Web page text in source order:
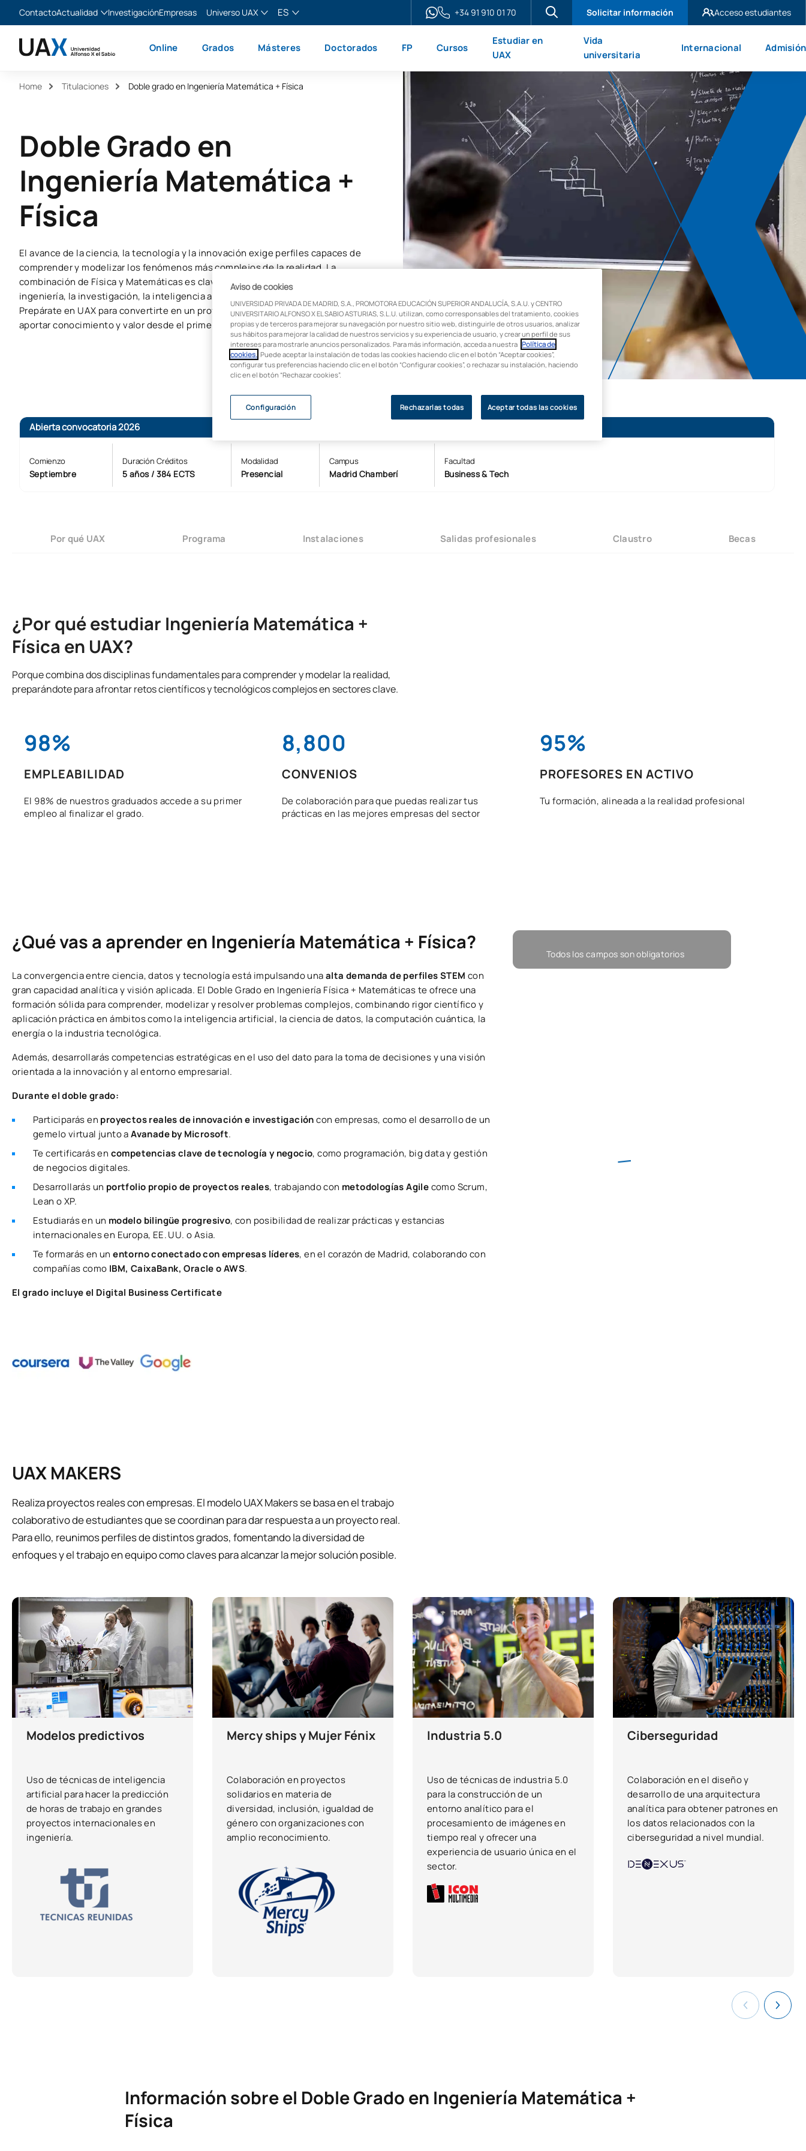
ContactoActualidad
Noticias
InvestigaciónEmpresas
Universo UAX
XTART
ES
English
Italiano
+34 91 910 01 70 Solicitar información
Acceso estudiantes
UAX Mare Nostrum
Online Grados Másteres Doctorados FP Cursos
Estudiar en
UAX
Vida
universitaria
Internacional Admisión
Home Titulaciones Doble grado en Ingeniería Matemática + Física
Doble Grado en
Ingeniería Matemática +
Física
El avance de la ciencia, la tecnología y la innovación exige perfiles capaces de
comprender y modelizar los fenómenos más complejos de la realidad. La
combinación de Física y Matemáticas es clave en sectores como la energía, la
ingeniería, la investigación, la inteligencia artificial o la industria aeroespacial.
Prepárate en UAX para convertirte en un profesional altamente cualificado y
aportar conocimiento y valor desde el primer día.
Abierta convocatoria 2026
Comienzo
Septiembre
Duración Créditos
5 años / 384 ECTS
Modalidad
Presencial
Campus
Madrid Chamberí
Facultad
Business & Tech
Por qué UAX Programa Instalaciones Salidas profesionales Claustro Becas
¿Por qué estudiar Ingeniería Matemática +
Física en UAX?
Porque combina dos disciplinas fundamentales para comprender y modelar la realidad,
preparándote para afrontar retos científicos y tecnológicos complejos en sectores clave.
98%
EMPLEABILIDAD
El 98% de nuestros graduados accede a su primer
empleo al finalizar el grado.
8,800
CONVENIOS
De colaboración para que puedas realizar tus
prácticas en las mejores empresas del sector
95%
PROFESORES EN ACTIVO
Tu formación, alineada a la realidad profesional
¿Qué vas a aprender en Ingeniería Matemática + Física?
La convergencia entre ciencia, datos y tecnología está impulsando unaalta demanda de perfiles STEM con
gran capacidad analítica y visión aplicada. El Doble Grado en Ingeniería Física + Matemáticas te ofrece una
formación sólida para comprender, modelizar y resolver problemas complejos, combinando rigor científico y
aplicación práctica en ámbitos como la inteligencia artificial, la ciencia de datos, la computación cuántica, la
energía o la industria tecnológica.
Además, desarrollarás competencias estratégicas en el uso del dato para la toma de decisiones y una visión
orientada a la innovación y al entorno empresarial.
Durante el doble grado:
Participarás en proyectos reales de innovación e investigacióncon empresas, como el desarrollo de un
gemelo virtual junto aAvanade by Microsoft.
Te certificarás en competencias clave de tecnología y negocio, como programación, big data y gestión
de negocios digitales.
Desarrollarás un portfolio propio de proyectos reales, trabajando con metodologías Agilecomo Scrum,
Lean o XP.
Estudiarás en un modelo bilingüe progresivo, con posibilidad de realizar prácticas y estancias
internacionales en Europa, EE. UU. o Asia.
Te formarás en unentorno conectado con empresas líderes, en el corazón de Madrid, colaborando con
compañías como IBM, CaixaBank, Oracle o AWS.
El grado incluye el Digital Business Certificate
Todos los campos son obligatorios
UAX MAKERS
Realiza proyectos reales con empresas. El modelo UAX Makers se basa en el trabajo
colaborativo de estudiantes que se coordinan para dar respuesta a un proyecto real.
Para ello, reunimos perfiles de distintos grados, fomentando la diversidad de
enfoques y el trabajo en equipo como claves para alcanzar la mejor solución posible.
Modelos predictivos
Uso de técnicas de inteligencia
artificial para hacer la predicción
de horas de trabajo en grandes
proyectos internacionales en
ingeniería.
Mercy ships y Mujer Fénix
Colaboración en proyectos
solidarios en materia de
diversidad, inclusión, igualdad de
género con organizaciones con
amplio reconocimiento.
Industria 5.0
Uso de técnicas de industria 5.0
para la construcción de un
entorno analítico para el
procesamiento de imágenes en
tiempo real y ofrecer una
experiencia de usuario única en el
sector.
Ciberseguridad
Colaboración en el diseño y
desarrollo de una arquitectura
analítica para obtener patrones en
los datos relacionados con la
ciberseguridad a nivel mundial.
Información sobre el Doble Grado en Ingeniería Matemática +
Física
Aviso de cookies
UNIVERSIDAD PRIVADA DE MADRID, S.A., PROMOTORA EDUCACIÓN SUPERIOR ANDALUCÍA, S.A.U. y CENTRO
UNIVERSITARIO ALFONSO X EL SABIO ASTURIAS, S.L.U. utilizan, como corresponsables del tratamiento, cookies
propias y de terceros para mejorar su navegación por nuestro sitio web, distinguirle de otros usuarios, analizar
sus hábitos para mejorar la calidad de nuestros servicios y su experiencia de usuario, y crear un perfil de sus
intereses para mostrarle anuncios personalizados. Para más información, acceda a nuestra Política de
cookies. . Puede aceptar la instalación de todas las cookies haciendo clic en el botón “Aceptar cookies”,
configurar tus preferencias haciendo clic en el botón “Configurar cookies”, o rechazar su instalación, haciendo
clic en el botón “Rechazar cookies”.
Rechazarlas todas Aceptar todas las cookies
Configuración